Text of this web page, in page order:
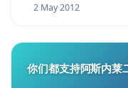
2 May 2012
你们都支持阿斯内莱